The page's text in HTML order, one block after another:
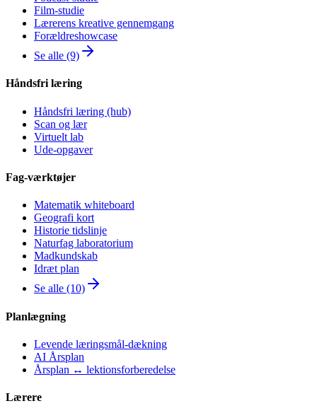
Film-studie
Lærerens kreative gennemgang
Forældreshowcase
Se alle (9)
Håndsfri læring
Håndsfri læring (hub)
Scan og lær
Virtuelt lab
Ude-opgaver
Fag-værktøjer
Matematik whiteboard
Geografi kort
Historie tidslinje
Naturfag laboratorium
Madkundskab
Idræt plan
Se alle (10)
Planlægning
Levende læringsmål-dækning
AI Årsplan
Årsplan ↔ lektionsforberedelse
Lærere